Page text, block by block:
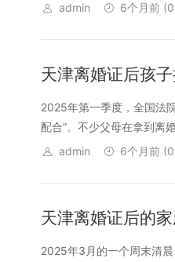
admin
6个月前
天津离婚证后孩
2025年第一季度，全国法
配合”。不少父母在拿到离
admin
6个月前
天津离婚证后的
2025年3月的一个周末清